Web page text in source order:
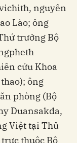
nguyên
Lào; ông
trưởng Bộ
cứu Khoa
ông
phòng (Bộ
Duansakda,
Việt tại Thủ
thuộc Bộ